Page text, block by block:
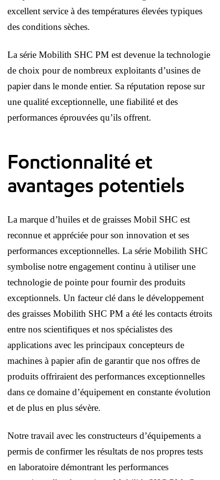
excellent service à des températures élevées typiques
des conditions sèches.
La série Mobilith SHC PM est devenue la technologie
de choix pour de nombreux exploitants d’usines de
papier dans le monde entier. Sa réputation repose sur
une qualité exceptionnelle, une fiabilité et des
performances éprouvées qu’ils offrent.
Fonctionnalité et
avantages potentiels
La marque d’huiles et de graisses Mobil SHC est
reconnue et appréciée pour son innovation et ses
performances exceptionnelles. La série Mobilith SHC
symbolise notre engagement continu à utiliser une
technologie de pointe pour fournir des produits
exceptionnels. Un facteur clé dans le développement
des graisses Mobilith SHC PM a été les contacts étroits
entre nos scientifiques et nos spécialistes des
applications avec les principaux concepteurs de
machines à papier afin de garantir que nos offres de
produits offriraient des performances exceptionnelles
dans ce domaine d’équipement en constante évolution
et de plus en plus sévère.
Notre travail avec les constructeurs d’équipements a
permis de confirmer les résultats de nos propres tests
en laboratoire démontrant les performances